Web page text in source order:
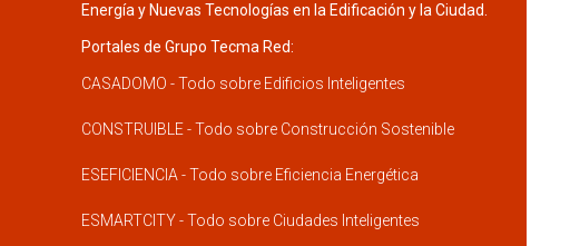
Energía y Nuevas Tecnologías en la Edificación y la Ciudad.
Portales de Grupo Tecma Red:
CASADOMO - Todo sobre Edificios Inteligentes
CONSTRUIBLE - Todo sobre Construcción Sostenible
ESEFICIENCIA - Todo sobre Eficiencia Energética
ESMARTCITY - Todo sobre Ciudades Inteligentes